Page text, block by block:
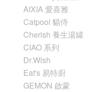
AIXIA 愛喜雅
Catpool 貓侍
Cherish 養生湯罐
CIAO 系列
Dr.Wish
Eat's 易特廚
GEMON 啟蒙